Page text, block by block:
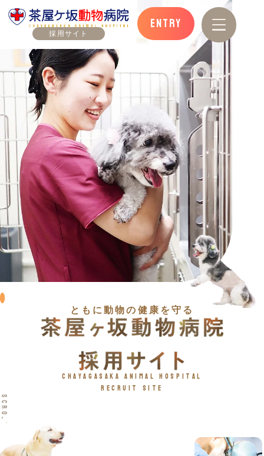
採用サイト
ENTRY
ともに動物の健康を守る
chayagasaka animal hospital
recruit site
CHAYAGASAKA